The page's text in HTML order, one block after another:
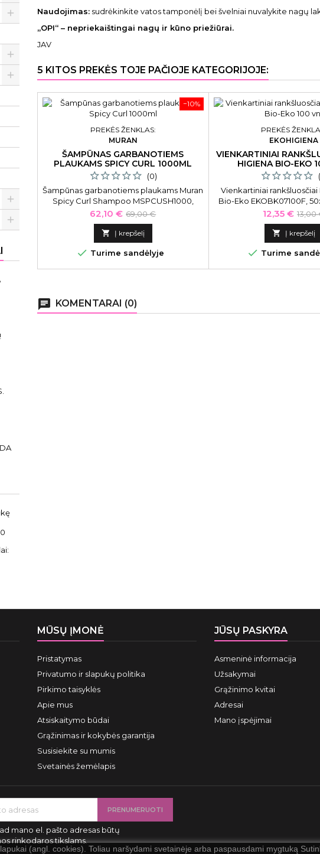
Naudojimas: sudrėkinkite vatos tamponėlį bei švelniai nuvalykite nagų
„OPI“ – nepriekaištingai nagų ir kūno priežiūrai.
JAV
5 KITOS PREKĖS TOJE PAČIOJE KATEGORIJOJE:
−10%
PREKĖS ŽENKLAS:
MURAN
ŠAMPŪNAS GARBANOTIEMS
PLAUKAMS SPICY CURL 1000ML
(0)
Šampūnas garbanotiems plaukams Muran
Spicy Curl Shampoo MSPCUSH1000,
1000 ml
Kaina
62,10 € Bazinė
kaina
69,00 €
 Į krepšelį
 Turime sandėlyje
PREKĖS
EKOHIGIENA
VIENKARTINIAI
HIGIENA BIO-EKO
Vienkartiniai rankšluosčiai
Bio-Eko EKOBK07100F,
tinka pedikiūrui,
Kaina
12,35 €
kaina
13,00
 Į krepšelį
 Turime
chat KOMENTARAI (0)
MŪSŲ ĮMONĖ
Pristatymas
Privatumo ir slapukų politika
Pirkimo taisyklės
Apie mus
Atsiskaitymo būdai
Grąžinimas ir kokybės garantija
Susisiekite su mumis
Svetainės žemėlapis
JŪSŲ PASKYRA
Asmeninė informacija
Užsakymai
Grąžinimo kvitai
Adresai
Mano įspėjimai
(angl. cookies). Toliau naršydami svetainėje arba paspausdami mygtuką
mano el. pašto adresas būtų
rinkodaros tikslams.